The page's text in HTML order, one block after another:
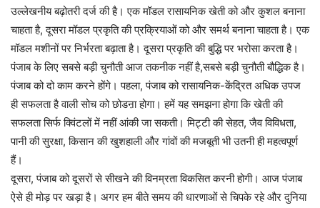
उल्लेखनीय बढ़ोतरी दर्ज की है। एक मॉडल रासायनिक खेती को और कुशल बनाना
चाहता है, दूसरा मॉडल प्रकृति की प्रक्रियाओं को और समर्थ बनाना चाहता है। एक
मॉडल मशीनों पर निर्भरता बढ़ाता है। दूसरा प्रकृति की बुद्धि पर भरोसा करता है।
पंजाब के लिए सबसे बड़ी चुनौती आज तकनीक नहीं है,सबसे बड़ी चुनौती बौद्धिक है।
पंजाब को दो काम करने होंगे। पहला, पंजाब को रासायनिक-केंद्रित अधिक उपज
ही सफलता है वाली सोच को छोडऩा होगा। हमें यह समझना होगा कि खेती की
सफलता सिर्फ क्विंटलों में नहीं आंकी जा सकती। मिट्टी की सेहत, जैव विविधता,
पानी की सुरक्षा, किसान की खुशहाली और गांवों की मजबूती भी उतनी ही महत्वपूर्ण
हैं।
दूसरा, पंजाब को दूसरों से सीखने की विनम्रता विकसित करनी होगी। आज पंजाब
ऐसे ही मोड़ पर खड़ा है। अगर हम बीते समय की धारणाओं से चिपके रहे और दुनिया